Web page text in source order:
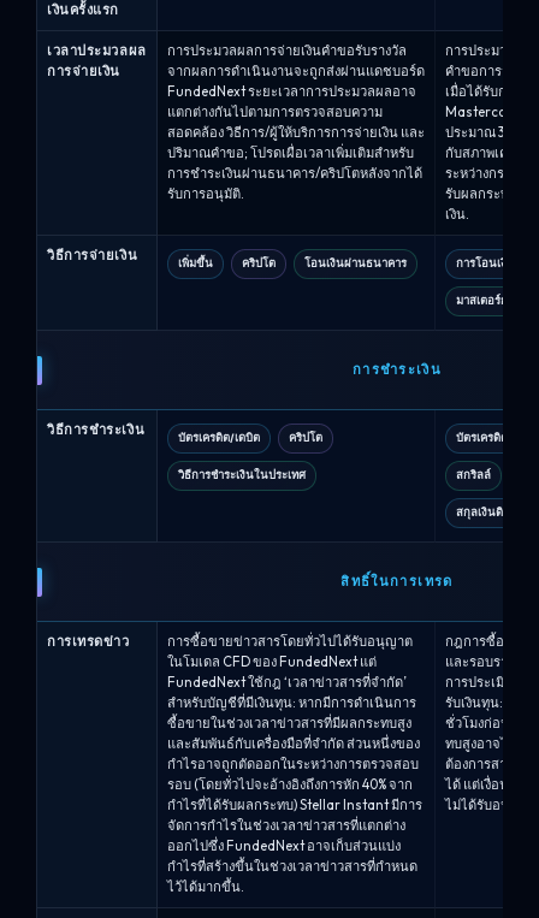
เงินครั้งแรก
เวลาประมวลผล
การจ่ายเงิน
การประมวลผลการจ่ายเงินคำขอรับรางวัล
จากผลการดำเนินงานจะถูกส่งผ่านแดชบอร์ด
FundedNext ระยะเวลาการประมวลผลอาจ
แตกต่างกันไปตามการตรวจสอบความ
สอดคล้อง วิธีการ/ผู้ให้บริการการจ่ายเงิน และ
ปริมาณคำขอ; โปรดเผื่อเวลาเพิ่มเติมสำหรับ
การชำระเงินผ่านธนาคาร/คริปโตหลังจากได้
รับการอนุมัติ.
การประมวลผล
คำขอการจ่ายเ
เมื่อได้รับการอ
Mastercard มี
ประมาณ 30 นา
กับสภาพเครือข่
ระหว่างกระบว
รับผลกระทบอา
เงิน.
วิธีการจ่ายเงิน เพิ่มขึ้น คริปโต โอนเงินผ่านธนาคาร การโอนเงินผ่า
มาสเตอร์การ์ด
การชำระเงิน
วิธีการชำระเงิน บัตรเครดิต/เดบิต คริปโต
วิธีการชำระเงินในประเทศ
บัตรเครดิต/บัตร
สกริลล์
สกุลเงินดิจิทัล
สิทธิ์ในการเทรด
การเทรดข่าว
การซื้อขายข่าวสารโดยทั่วไปได้รับอนุญาต
ในโมเดล CFD ของ FundedNext แต่
FundedNext ใช้กฎ ‘เวลาข่าวสารที่จำกัด’
สำหรับบัญชีที่มีเงินทุน: หากมีการดำเนินการ
ซื้อขายในช่วงเวลาข่าวสารที่มีผลกระทบสูง
และสัมพันธ์กับเครื่องมือที่จำกัด ส่วนหนึ่งของ
กำไรอาจถูกตัดออกในระหว่างการตรวจสอบ
รอบ (โดยทั่วไปจะอ้างอิงถึงการหัก 40% จาก
กำไรที่ได้รับผลกระทบ) Stellar Instant มีการ
จัดการกำไรในช่วงเวลาข่าวสารที่แตกต่าง
ออกไปซึ่ง FundedNext อาจเก็บส่วนแบ่ง
กำไรที่สร้างขึ้นในช่วงเวลาข่าวสารที่กำหนด
ไว้ได้มากขึ้น.
กฎการซื้อขายข่
และรอบรางวัล
การประเมิน:
รับเงินทุน: กำไ
ชั่วโมงก่อนและ
ทบสูงอาจไม่นับ
ต้องการสามาร
ได้ แต่เงื่อนไข
ไม่ได้รับอนุญา